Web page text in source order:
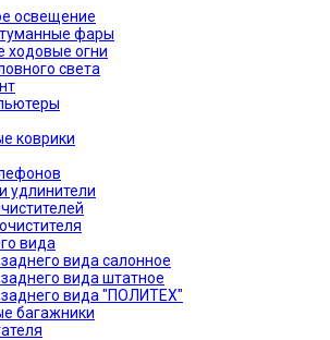
освещение
фары
ходовые огни
света
коврики
удлинители
вида
вида салонное
вида штатное
вида "ПОЛИТЕХ"
багажники